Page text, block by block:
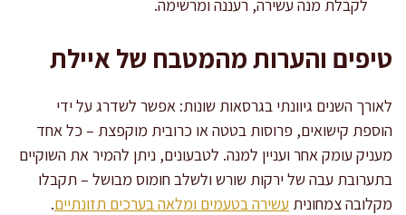
לקבלת מנה עשירה, רעננה ומרשימה.
טיפים והערות מהמטבח של איילת
לאורך השנים גיוונתי בגרסאות שונות: אפשר לשדרג על ידי
הוספת קישואים, פרוסות בטטה או כרובית מוקפצת – כל אחד
מעניק עומק אחר ועניין למנה. לטבעונים, ניתן להמיר את השוקיים
בתערובת עבה של ירקות שורש ולשלב חומוס מבושל – תקבלו
מקלובה צמחונית עשירה בטעמים ומלאה בערכים תזונתיים.